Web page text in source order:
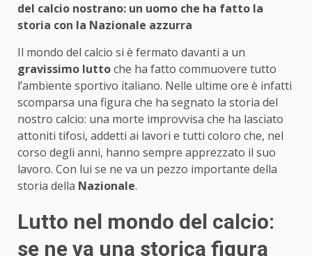
del calcio nostrano: un uomo che ha fatto la
storia con la Nazionale azzurra
Il mondo del calcio si è fermato davanti a un
gravissimo luttoche ha fatto commuovere tutto
l’ambiente sportivo italiano. Nelle ultime ore è infatti
scomparsa una figura che ha segnato la storia del
nostro calcio: una morte improvvisa che ha lasciato
attoniti tifosi, addetti ai lavori e tutti coloro che, nel
corso degli anni, hanno sempre apprezzato il suo
lavoro. Con lui se ne va un pezzo importante della
storia della Nazionale.
Lutto nel mondo del calcio:
se ne va una storica figura